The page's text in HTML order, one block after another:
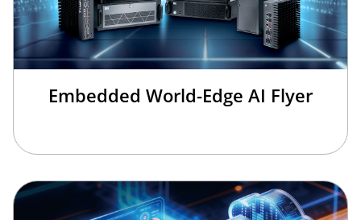
Embedded World-Edge AI Flyer